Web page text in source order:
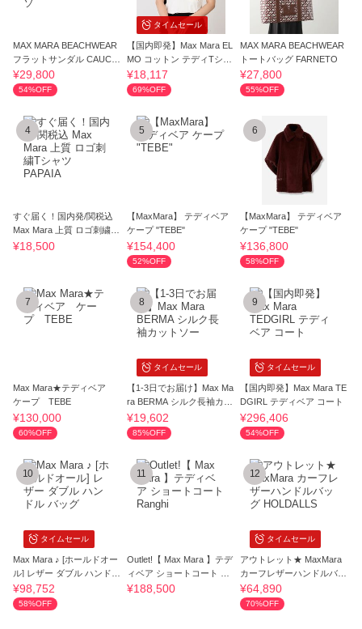
MAX MARA BEACHWEAR
フラットサンダル CAUCA
SO コーカソ
¥29,800
54%OFF
タイムセール
【国内即発】Max Mara EL
MO コットン テディTシャ
ツ
¥18,117
69%OFF
MAX MARA BEACHWEAR
トートバッグ FARNETO
¥27,800
55%OFF
4
すぐ届く！国内発/関税込
Max Mara 上質 ロゴ刺繍T
シャツ PAPAIA
¥18,500
5
【MaxMara】 テディベア
ケープ "TEBE"
¥154,400
52%OFF
6
【MaxMara】 テディベア
ケープ "TEBE"
¥136,800
58%OFF
7
Max Mara★テディベア
ケープ TEBE
¥130,000
60%OFF
タイムセール
8
【1-3日でお届け】Max Ma
ra BERMA シルク長袖カッ
トソー
¥19,602
85%OFF
タイムセール
9
【国内即発】Max Mara TE
DGIRL テディベア コート
¥296,406
54%OFF
タイムセール
10
Max Mara ♪ [ホールドオー
ル] レザー ダブル ハンドル
バッグ
¥98,752
58%OFF
11
Outlet!【 Max Mara 】テデ
ィベア ショートコート Ra
nghi
¥188,500
タイムセール
12
アウトレット★ MaxMara
カーフレザーハンドルバッ
グ HOLDALLS
¥64,890
70%OFF